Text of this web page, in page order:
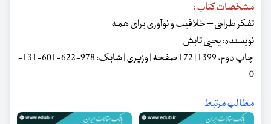
مشخصات کتاب :
تفکر طراحی – خلاقیت و نوآوری برای همه
نویسنده: یحیی تابش
چاپ دوم، 1399 | 172 صفحه | وزیری | شابک: 978-622-601-131-
0
مطالب مرتبط